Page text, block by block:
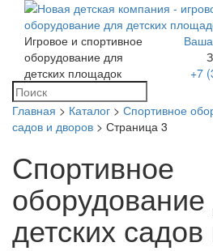
Игровое и спортивное
оборудование для
детских площадок
Ваша
+7
Главная > Каталог > Спортивное
садов и дворов > Страница 3
Спортивное
детских